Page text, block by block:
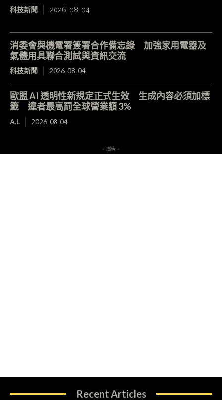
科技新聞 2026-08-04
消委會與機電署簽署合作備忘錄 加強家用電器及
氣體用具聯合測試與資訊交流
科技新聞 2026-08-04
歐盟 AI 透明性新規定正式生效 生成內容必須加標
籤 違者最高罰全球營業額 3%
A.I. 2026-08-04
- 廣告 -
Recent Articles